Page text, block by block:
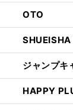
OTO
ジャンプキ
HAPPY